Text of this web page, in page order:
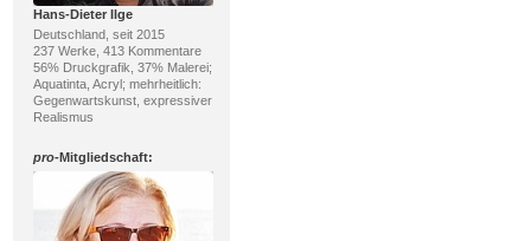
Hans-Dieter Ilge
Deutschland, seit 2015
237 Werke, 413 Kommentare
56% Druckgrafik, 37% Malerei;
Aquatinta, Acryl; mehrheitlich:
Gegenwartskunst, expressiver
Realismus
pro-Mitgliedschaft: